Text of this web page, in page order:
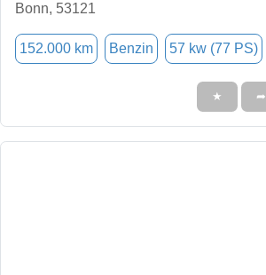
Bonn, 53121
152.000 km Benzin 57 kw (77 PS)
★ ➦